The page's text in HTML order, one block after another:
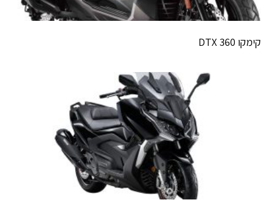
קימקו DTX 360